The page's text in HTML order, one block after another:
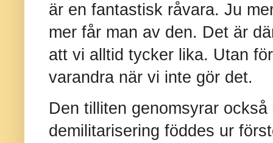
är en fantastisk råvara. Ju
mer får man av den. Det är
att vi alltid tycker lika. Utan
varandra när vi inte gör det.
Den tilliten genomsyrar
demilitarisering föddes ur